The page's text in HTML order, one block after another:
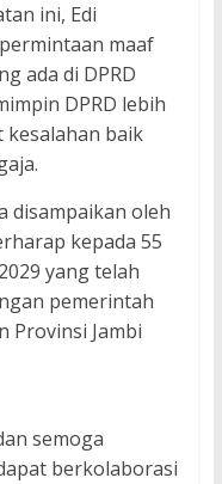
ini, Edi
maaf
ada di DPRD
DPRD lebih
baik
disampaikan oleh
kepada 55
yang telah
pemerintah
Provinsi Jambi
semoga
berkolaborasi